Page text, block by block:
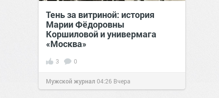
Тень за витриной: история
Марии Фёдоровны
Коршиловой и универмага
«Москва»
3 0
Мужской журнал 04:26 Вчера